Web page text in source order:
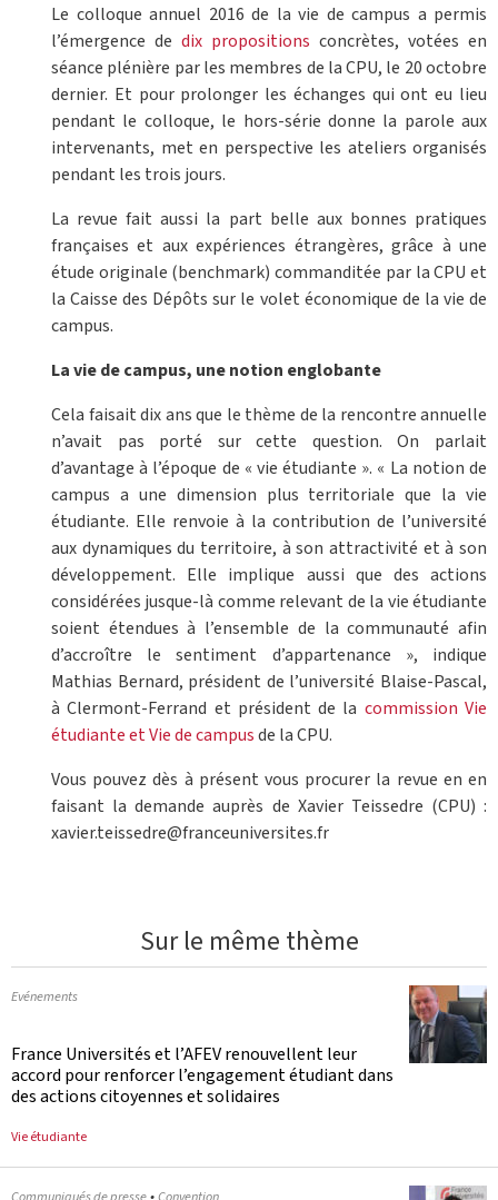
Le colloque annuel 2016 de la vie de campus a permis
l’émergence de dix propositions concrètes, votées en
séance plénière par les membres de la CPU, le 20 octobre
dernier. Et pour prolonger les échanges qui ont eu lieu
pendant le colloque, le hors-série donne la parole aux
intervenants, met en perspective les ateliers organisés
pendant les trois jours.
La revue fait aussi la part belle aux bonnes pratiques
françaises et aux expériences étrangères, grâce à une
étude originale (benchmark) commanditée par la CPU et
la Caisse des Dépôts sur le volet économique de la vie de
campus.
La vie de campus, une notion englobante
Cela faisait dix ans que le thème de la rencontre annuelle
n’avait pas porté sur cette question. On parlait
d’avantage à l’époque de « vie étudiante ». « La notion de
campus a une dimension plus territoriale que la vie
étudiante. Elle renvoie à la contribution de l’université
aux dynamiques du territoire, à son attractivité et à son
développement. Elle implique aussi que des actions
considérées jusque-là comme relevant de la vie étudiante
soient étendues à l’ensemble de la communauté afin
d’accroître le sentiment d’appartenance », indique
Mathias Bernard, président de l’université Blaise-Pascal,
à Clermont-Ferrand et président de la commission Vie
étudiante et Vie de campusde la CPU.
Vous pouvez dès à présent vous procurer la revue en en
faisant la demande auprès de Xavier Teissedre (CPU) :
xavier.teissedre@franceuniversites.fr
Sur le même thème
Evénements
France Universités et l’AFEV renouvellent leur
accord pour renforcer l’engagement étudiant dans
des actions citoyennes et solidaires
Vie étudiante